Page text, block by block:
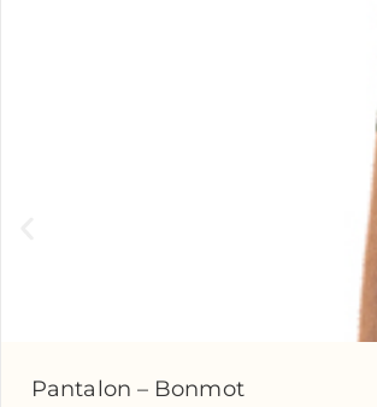
Pantalon – Bonmot